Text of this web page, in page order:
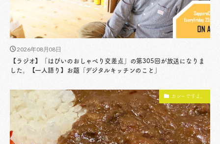
2026年08月08日
【ラジオ】「はぴいのおしゃべり交差点」の第305回が放送になりま
した。【一人語り】お題「デジタルキッチンのこと」
カレーですよ。